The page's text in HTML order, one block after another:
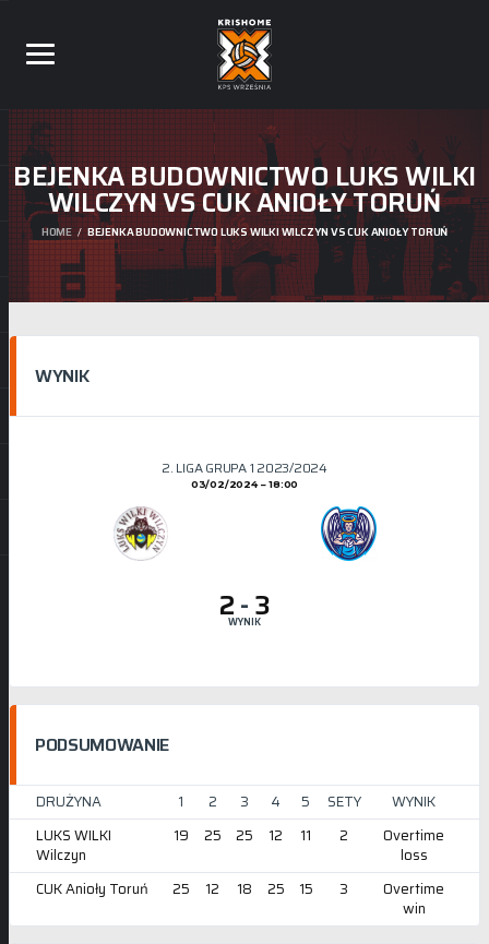
BEJENKA BUDOWNICTWO LUKS WILKI
WILCZYN VS CUK ANIOŁY TORUŃ
HOME BEJENKA BUDOWNICTWO LUKS WILKI WILCZYN VS CUK ANIOŁY TORUŃ
WYNIK
2. LIGA GRUPA 1 2023/2024
03/02/2024 18:00
2-3
WYNIK
PODSUMOWANIE
DRUŻYNA 1 2 3 4 5 SETY
WYNIK
LUKS WILKI
Wilczyn
19 25 25 12 11 2
Overtime
loss
CUK Anioły Toruń
25 12 18 25 15 3
Overtime
win